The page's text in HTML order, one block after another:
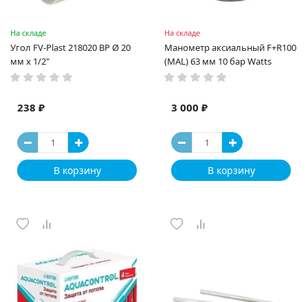
На складе
Угол FV-Plast 218020 ВР Ø 20
мм x 1/2"
238 ₽
В корзину
На складе
Манометр аксиальный F+R100
(MAL) 63 мм 10 бар Watts
3 000 ₽
В корзину